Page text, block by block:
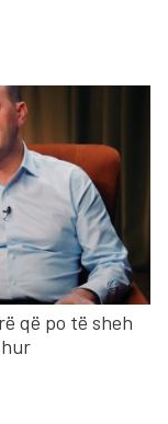
që po të sheh